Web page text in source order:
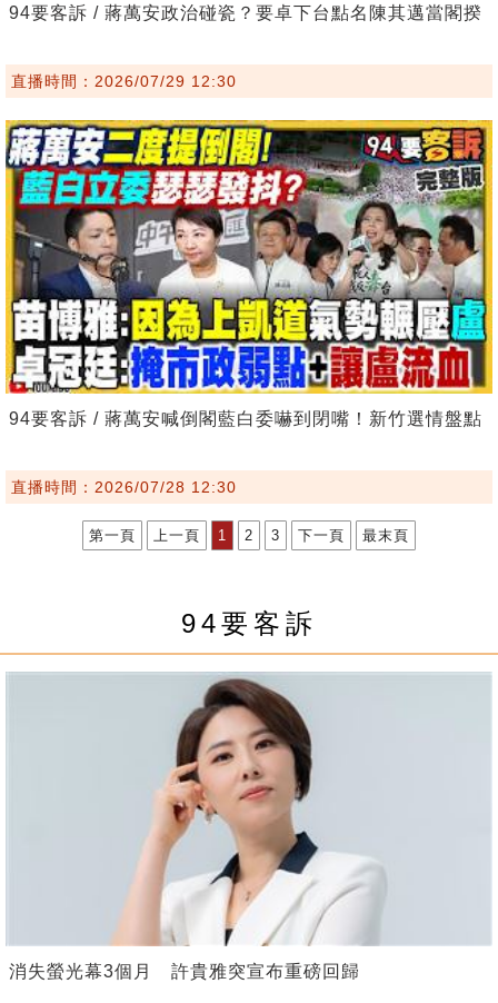
94要客訴 / 蔣萬安政治碰瓷？要卓下台點名陳其邁當閣揆
直播時間：2026/07/29 12:30
94要客訴 / 蔣萬安喊倒閣藍白委嚇到閉嘴！新竹選情盤點
直播時間：2026/07/28 12:30
第一頁 上一頁 1 2 3 下一頁 最末頁
94要客訴
消失螢光幕3個月 許貴雅突宣布重磅回歸